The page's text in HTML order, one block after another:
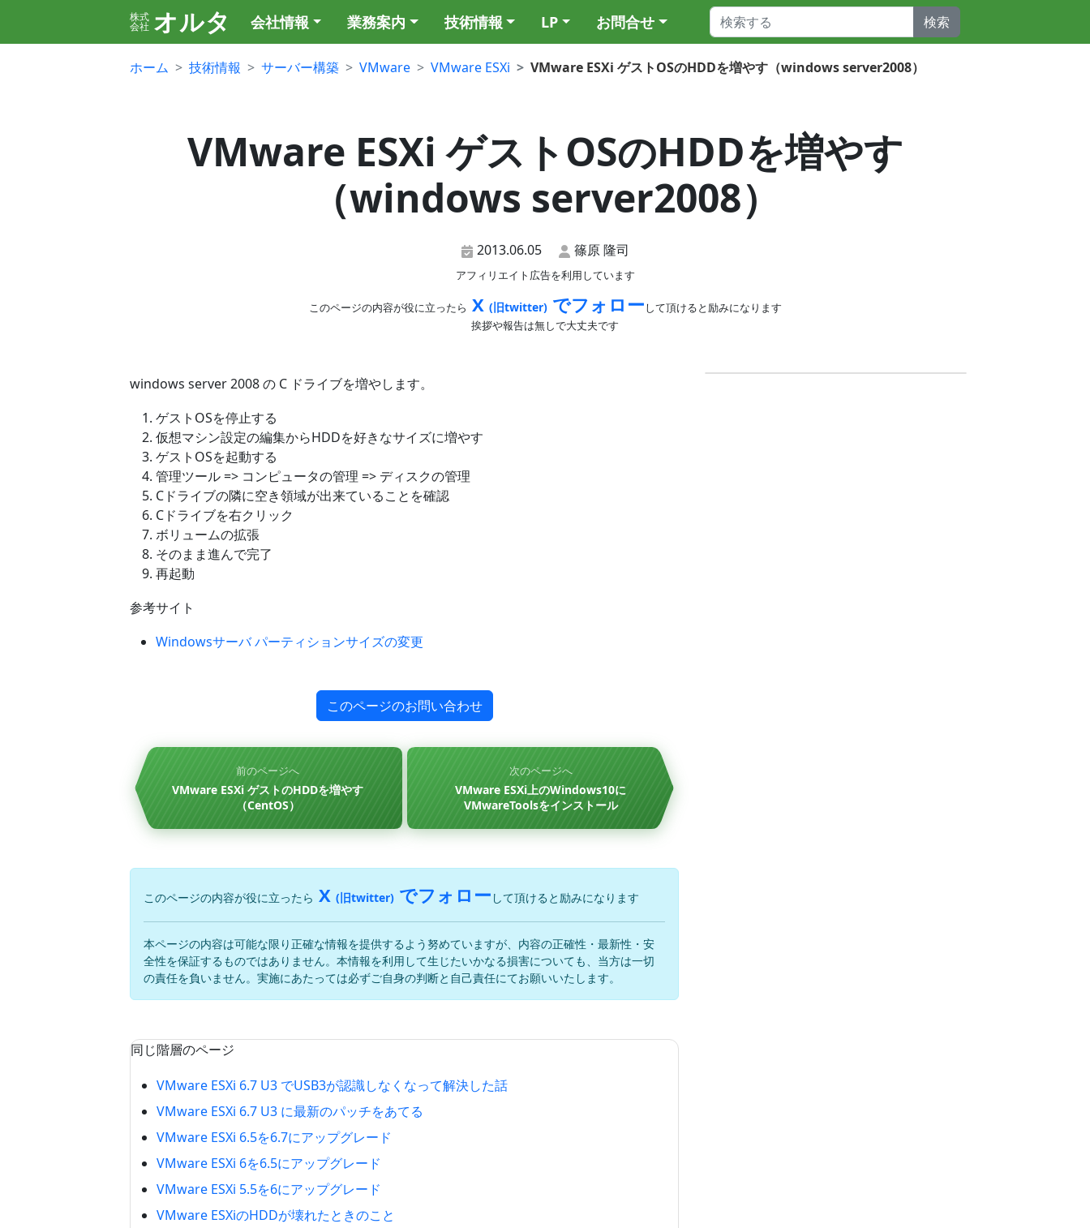
株式
会社 オルタ 会社情報 業務案内 技術情報 LP お問合せ 検索
ホーム 技術情報 サーバー構築 VMware VMware ESXi VMware ESXi ゲストOSのHDDを増やす（windows server2008）
VMware ESXi ゲストOSのHDDを増やす
（windows server2008）
2013.06.05 篠原 隆司
アフィリエイト広告を利用しています
このページの内容が役に立ったら X (旧twitter)でフォローして頂けると励みになります
挨拶や報告は無しで大丈夫です
windows server 2008 の C ドライブを増やします。
ゲストOSを停止する
仮想マシン設定の編集からHDDを好きなサイズに増やす
ゲストOSを起動する
管理ツール => コンピュータの管理 => ディスクの管理
Cドライブの隣に空き領域が出来ていることを確認
Cドライブを右クリック
ボリュームの拡張
そのまま進んで完了
再起動
参考サイト
Windowsサーバ パーティションサイズの変更
このページのお問い合わせ
前のページへ
VMware ESXi ゲストのHDDを増やす
（CentOS）
次のページへ
VMware ESXi上のWindows10に
VMwareToolsをインストール
このページの内容が役に立ったら X (旧twitter) でフォロー して頂けると励みになります
本ページの内容は可能な限り正確な情報を提供するよう努めていますが、内容の正確性・最新性・安
全性を保証するものではありません。本情報を利用して生じたいかなる損害についても、当方は一切
の責任を負いません。実施にあたっては必ずご自身の判断と自己責任にてお願いいたします。
同じ階層のページ
VMware ESXi 6.7 U3 でUSB3が認識しなくなって解決した話
VMware ESXi 6.7 U3 に最新のパッチをあてる
VMware ESXi 6.5を6.7にアップグレード
VMware ESXi 6を6.5にアップグレード
VMware ESXi 5.5を6にアップグレード
VMware ESXiのHDDが壊れたときのこと